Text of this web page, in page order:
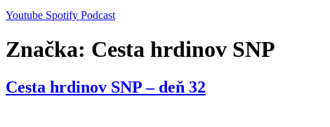
Youtube Spotify Podcast
Značka: Cesta hrdinov SNP
Cesta hrdinov SNP – deň 32